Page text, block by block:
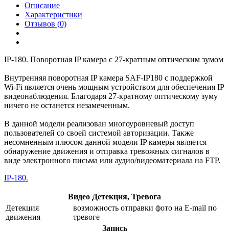
Описание
Характеристики
Отзывов (0)
IP-180. Поворотная IP камера с 27-кратным оптическим зумом
Внутренняя поворотная IP камера SAF-IP180 с поддержкой
Wi-Fi является очень мощным устройством для обеспечения IP
видеонаблюдения. Благодаря 27-кратному оптическому зуму
ничего не останется незамеченным.
В данной модели реализован многоуровневый доступ
пользователей со своей системой авторизации. Также
несомненным плюсом данной модели IP камеры является
обнаружение движения и отправка тревожных сигналов в
виде электронного письма или аудио/видеоматериала на FTP.
IP-180.
Видео Детекция, Тревога
Детекция
движения
возможность отправки фото на E-mail по
тревоге
Запись